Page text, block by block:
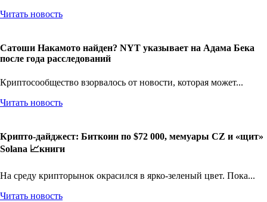
Читать новость
Сатоши Накамото найден? NYT указывает на Адама Бека
после года расследований
Криптосообщество взорвалось от новости, которая может...
Читать новость
Крипто-дайджест: Биткоин по $72 000, мемуары CZ и «щит»
Solana 📈книги
На среду крипторынок окрасился в ярко-зеленый цвет. Пока...
Читать новость